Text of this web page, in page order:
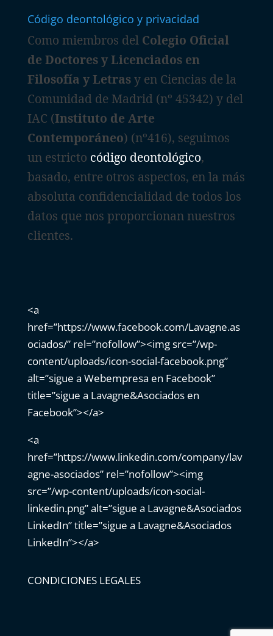
Código deontológico y privacidad
Como miembros delColegio Oficial
de Doctores y Licenciados en
Filosofía y Letrasy en Ciencias de la
Comunidad de Madrid (nº 45342) y del
IAC (Instituto de Arte
Contemporáneo) (nº416), seguimos
un estricto código deontológico,
basado, entre otros aspectos, en la más
absoluta confidencialidad de todos los
datos que nos proporcionan nuestros
clientes.
<a
href=”https://www.facebook.com/Lavagne.as
ociados/” rel=”nofollow”><img src=”/wp-
content/uploads/icon-social-facebook.png”
alt=”sigue a Webempresa en Facebook”
title=”sigue a Lavagne&Asociados en
Facebook”></a>
<a
href=”https://www.linkedin.com/company/lav
agne-asociados” rel=”nofollow”><img
src=”/wp-content/uploads/icon-social-
linkedin.png” alt=”sigue a Lavagne&Asociados
LinkedIn” title=”sigue a Lavagne&Asociados
LinkedIn”></a>
CONDICIONES LEGALES